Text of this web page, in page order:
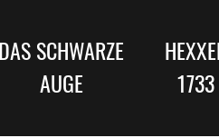
DAS SCHWARZE
AUGE
1733